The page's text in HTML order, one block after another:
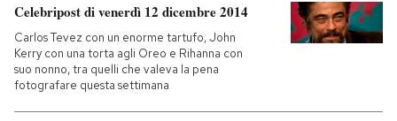
Celebripost di venerdì 12 dicembre 2014
Carlos Tevez con un enorme tartufo, John
Kerry con una torta agli Oreo e Rihanna con
suo nonno, tra quelli che valeva la pena
fotografare questa settimana